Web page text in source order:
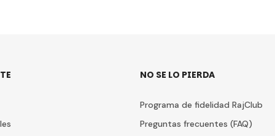
NO SE LO PIERDA
Programa de fidelidad RajClub
Preguntas frecuentes (FAQ)